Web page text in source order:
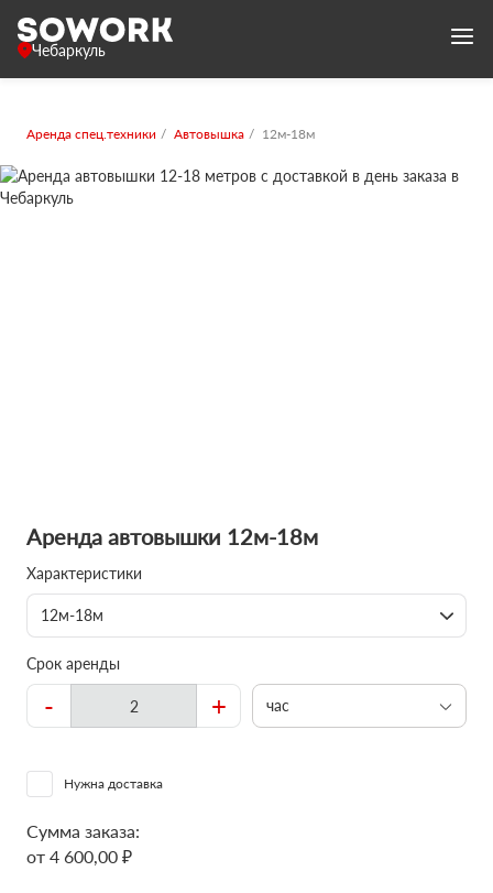
Чебаркуль
Аренда спец.техники Автовышка 12м-18м
Аренда автовышки 12м-18м
Характеристики
12м-18м
Срок аренды
- + час
Нужна доставка
Сумма заказа:
от 4 600,00 ₽